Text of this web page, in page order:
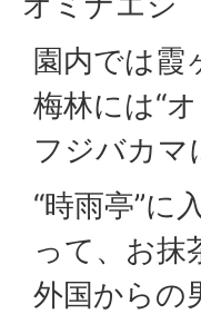
園内では霞
梅林には“
フジバカマ
“時雨亭”に
って、お抹
外国からの